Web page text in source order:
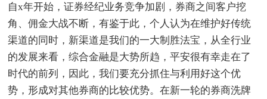
自x年开始，证券经纪业务竞争加剧，券商之间客户挖
角、佣金大战不断，有鉴于此，个人认为在维护好传统
渠道的同时，新渠道是我们的一大制胜法宝，从全行业
的发展来看，综合金融是大势所趋，平安很有幸走在了
时代的前列，因此，我们要充分抓住与利用好这个优
势，形成对其他券商的比较优势。在新一轮的券商洗牌